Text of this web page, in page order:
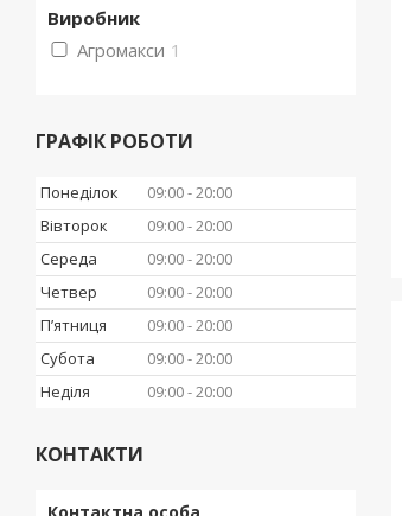
Виробник
Агромакси 1
ГРАФІК РОБОТИ
Понеділок 09:00 20:00
Вівторок
09:00 20:00
Середа
09:00 20:00
Четвер
09:00 20:00
Пʼятниця
09:00 20:00
Субота
09:00 20:00
Неділя
09:00 20:00
КОНТАКТИ